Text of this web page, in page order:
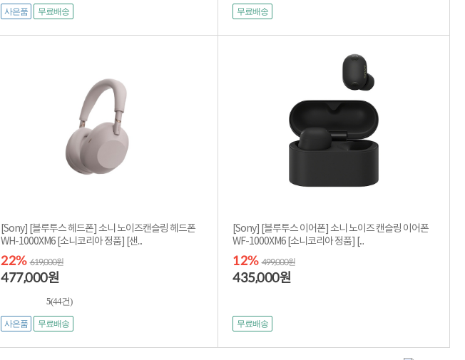
무료배송
사은품 무료배송
[Sony] [블루투스 헤드폰] 소니 노이즈캔슬링 헤드폰
WH-1000XM6 [소니코리아 정품] [샌...
22% 619,000원
477,000원
5(44건)
무료배송
사은품
[Sony] [블루투스 이어폰] 소니 노이즈 캔슬링 이어폰
WF-1000XM6 [소니코리아 정품] [...
12% 499,000원
435,000원
무료배송